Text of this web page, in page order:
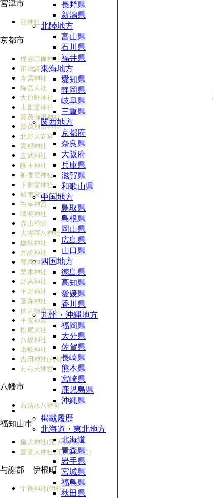
宮津市
籠神社
京都市
櫟谷宗像神社
市比賣神社
今宮神社
梅宮大社
大原野神社
上御霊神社
賀茂御祖神社
賀茂別雷神社
北野天満宮
貴船神社
玄武神社
護王神社
御香宮神社
下御霊神社
城南宮(伏見区)
白峯神宮
晴明神社
赤山禅院
大将軍八神社
建勲神社
月読神社
豊國神社
梨木神社
野宮神社
平野神社
藤森神社
伏見稲荷大社
平安神宮
松尾大社
八坂神社
由岐神社
吉田神社(京都)
わら天神宮
八幡市
石清水八幡宮
福知山市
皇大神社(元伊勢内宮)
豊受大神社(元伊勢外宮)
与謝郡 伊根町
宇良神社(伊根町)
長野県
新潟県
北陸地方
富山県
石川県
福井県
東海地方
愛知県
静岡県
岐阜県
三重県
関西地方
京都府
奈良県
大阪府
兵庫県
滋賀県
和歌山県
中国地方
鳥取県
島根県
岡山県
広島県
山口県
四国地方
徳島県
高知県
愛媛県
香川県
九州・沖縄地方
福岡県
大分県
佐賀県
長崎県
熊本県
宮崎県
鹿児島県
沖縄県
掲載履歴
北海道・東北地方
北海道
青森県
岩手県
宮城県
福島県
秋田県